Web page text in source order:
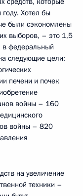
Хотел бы
были сэкономлены
выборов, – это 1,5
в федеральный
следующие цели:
печени и почек
войны – 160
войны – 820
на увеличение
техники –